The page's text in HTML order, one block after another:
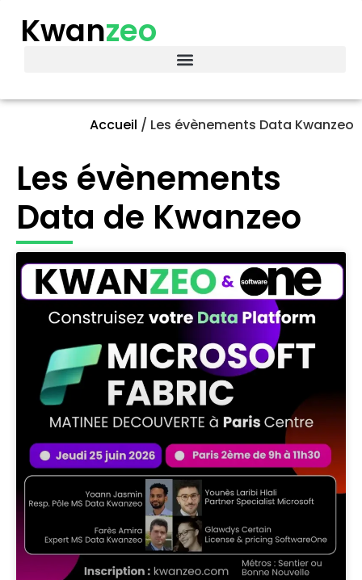
Kwanzeo
Accueil / Les évènements Data Kwanzeo
Les évènements
Data de Kwanzeo